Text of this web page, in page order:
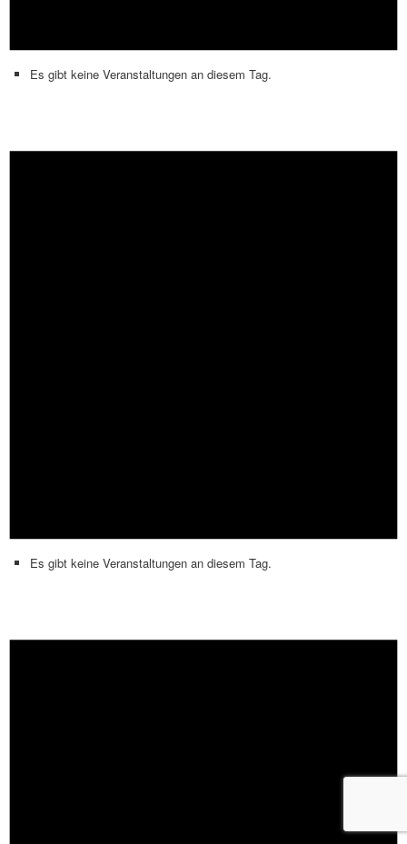
Es gibt keine Veranstaltungen an diesem Tag.
Es gibt keine Veranstaltungen an diesem Tag.